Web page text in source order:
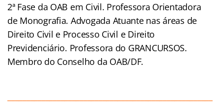
2ª Fase da OAB em Civil. Professora Orientadora
de Monografia. Advogada Atuante nas áreas de
Direito Civil e Processo Civil e Direito
Previdenciário. Professora do GRANCURSOS.
Membro do Conselho da OAB/DF.